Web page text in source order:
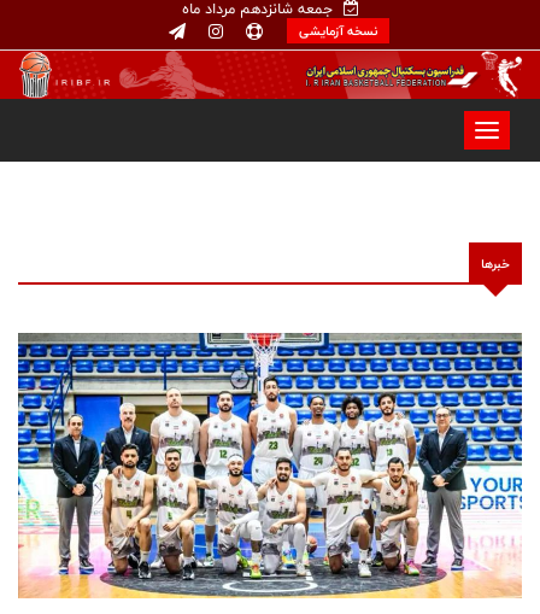
جمعه شانزدهم مرداد ماه
نسخه آزمایشی
خبرها